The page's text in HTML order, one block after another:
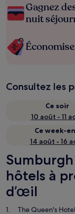
Gagnez
nuit
Consultez les
Ce soir
10 août - 11
Ce week-
14 août - 16
hôtels à
d’œil
The Queen's Hotel